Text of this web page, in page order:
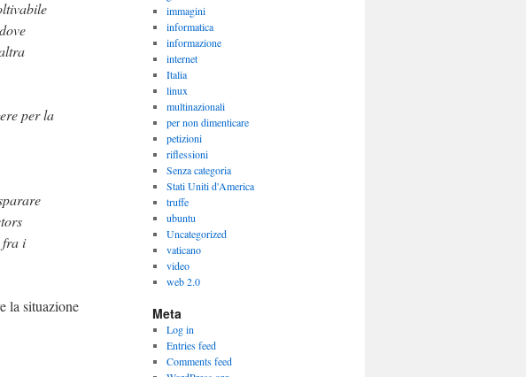
per la
fra i
la situazione
immagini
informatica
informazione
internet
Italia
linux
multinazionali
per non dimenticare
petizioni
riflessioni
Senza categoria
Stati Uniti d'America
truffe
ubuntu
Uncategorized
vaticano
video
web 2.0
Meta
Log in
Entries feed
Comments feed